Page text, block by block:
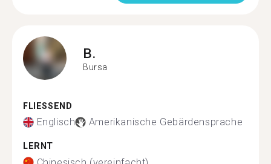
B.
Bursa
FLIESSEND
Englisch Amerikanische Gebärdensprache
LERNT